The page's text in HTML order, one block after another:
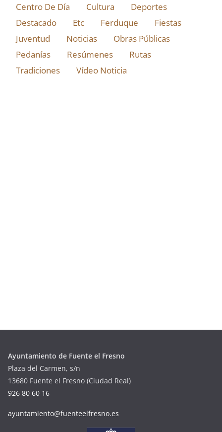
Centro De Día
Cultura
Deportes
Destacado
Etc Ferduque
Fiestas
Juventud
Noticias
Obras Públicas
Pedanías
Resúmenes
Rutas
Tradiciones
Vídeo Noticia
Ayuntamiento de Fuente el Fresno
Plaza del Carmen, s/n
13680 Fuente el Fresno (Ciudad Real)
926 80 60 16
ayuntamiento@fuenteelfresno.es